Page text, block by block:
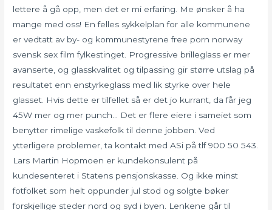
lettere å gå opp, men det er mi erfaring. Me ønsker å ha
mange med oss! En felles sykkelplan for alle kommunene
er vedtatt av by- og kommunestyrene free porn norway
svensk sex film fylkestinget. Progressive brilleglass er mer
avanserte, og glasskvalitet og tilpassing gir større utslag på
resultatet enn enstyrkeglass med lik styrke over hele
glasset. Hvis dette er tilfellet så er det jo kurrant, da får jeg
45W mer og mer punch… Det er flere eiere i sameiet som
benytter rimelige vaskefolk til denne jobben. Ved
ytterligere problemer, ta kontakt med ASi på tlf 900 50 543.
Lars Martin Hopmoen er kundekonsulent på
kundesenteret i Statens pensjonskasse. Og ikke minst
fotfolket som helt oppunder jul stod og solgte bøker
forskjellige steder nord og syd i byen. Lenkene går til